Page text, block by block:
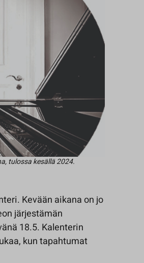
tulossa kesällä 2024.
Kevään aikana on jo
järjestämän
18.5. Kalenterin
kun tapahtumat